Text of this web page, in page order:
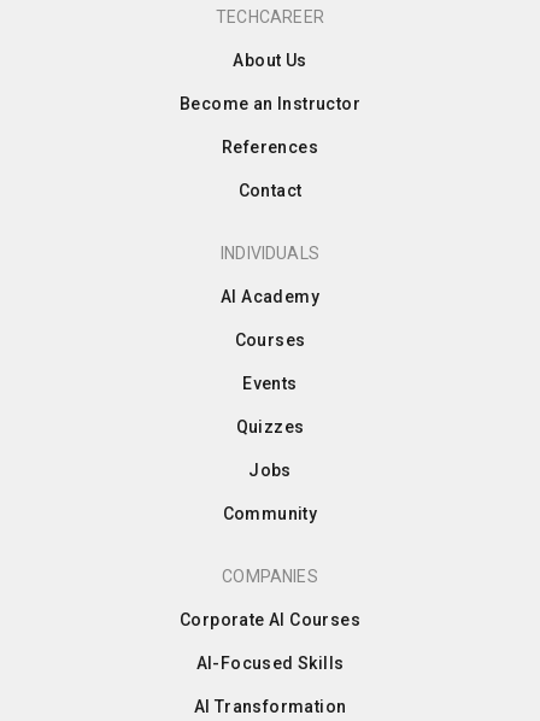
TECHCAREER
About Us
Become an Instructor
References
Contact
INDIVIDUALS
AI Academy
Courses
Events
Quizzes
Jobs
Community
COMPANIES
Corporate AI Courses
AI-Focused Skills
AI Transformation